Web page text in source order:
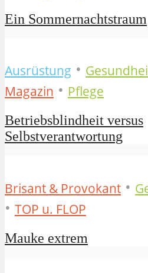
Ein Sommernachtstraum
Ausrüstung •
Magazin • Pflege
Betriebsblindheit versus
Selbstverantwortung
Brisant & Provokant •
• TOP u. FLOP
Mauke extrem